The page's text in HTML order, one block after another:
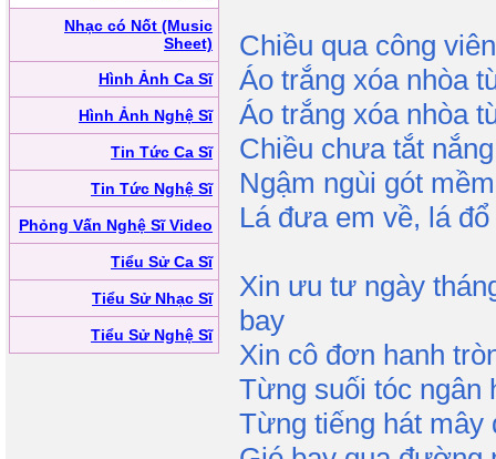
Nhạc có Nốt (Music
Sheet)
Hình Ảnh Ca Sĩ
Hình Ảnh Nghệ Sĩ
Tin Tức Ca Sĩ
Tin Tức Nghệ Sĩ
Phỏng Vấn Nghệ Sĩ Video
Tiểu Sử Ca Sĩ
Tiểu Sử Nhạc Sĩ
Tiểu Sử Nghệ Sĩ
Chiều qua công
Áo trắng xóa nhòa
Áo trắng xóa nhòa
Chiều chưa tắt
Ngậm ngùi gót mềm
Lá đưa em về, lá
Xin ưu tư ngày
bay
Xin cô đơn hanh
Từng suối tóc ngân
Từng tiếng hát mây